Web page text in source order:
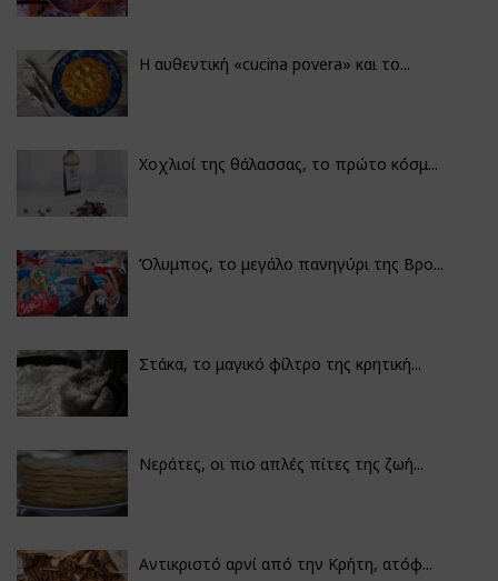
Η αυθεντική «cucina povera» και το...
Χοχλιοί της θάλασσας, το πρώτο κόσμ...
Όλυμπος, το μεγάλο πανηγύρι της Βρο...
Στάκα, το μαγικό φίλτρο της κρητική...
Νεράτες, οι πιο απλές πίτες της ζωή...
Αντικριστό αρνί από την Κρήτη, ατόφ...